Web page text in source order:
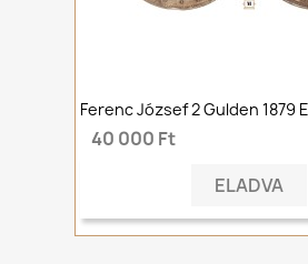
Ferenc József 2 Gulden 1879
40 000 Ft
ELADVA